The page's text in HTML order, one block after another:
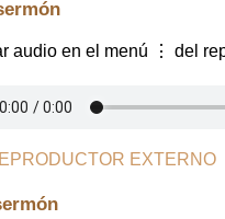
audio en el menú ⋮ del
EXTERNO